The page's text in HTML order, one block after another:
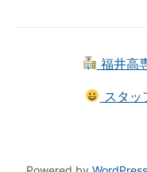
福井高
スタッ